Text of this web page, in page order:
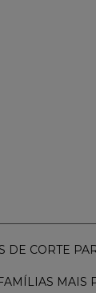
DE CORTE
MAIS